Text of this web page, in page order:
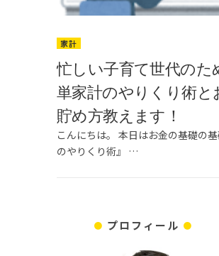
家計
忙しい子育て世代のた
単家計のやりくり術と
貯め方教えます！
こんにちは。 本日はお金の基礎の
のやりくり術』 …
プロフィール